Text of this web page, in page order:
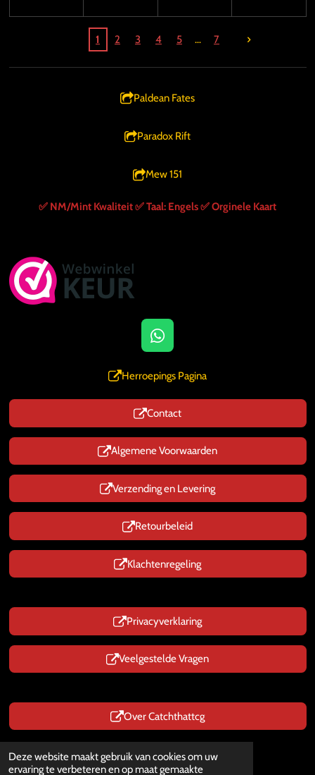
Deze website maakt gebruik van cookies om uw
ervaring te verbeteren en op maat gemaakte
1 2 3 4 5 7
Paldean Fates
Paradox Rift
Mew 151
✅️ NM/Mint Kwaliteit✅️ Taal: Engels✅️ Orginele Kaart
W
h
a
s
A
p
p
Herroepings Pagina
Contact
Algemene Voorwaarden
Verzending en Levering
Retourbeleid
Klachtenregeling
Privacyverklaring
Veelgestelde Vragen
Over Catchthattcg
© 2025 - 2026 CatchThatTcg.nl